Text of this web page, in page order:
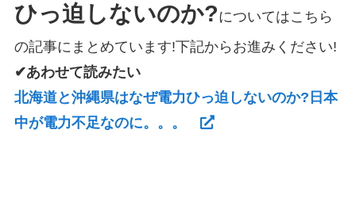
ひっ迫しないのか?についてはこちら
の記事にまとめています!下記からお進みください!
✔あわせて読みたい
北海道と沖縄県はなぜ電力ひっ迫しないのか?日本
中が電力不足なのに。。。